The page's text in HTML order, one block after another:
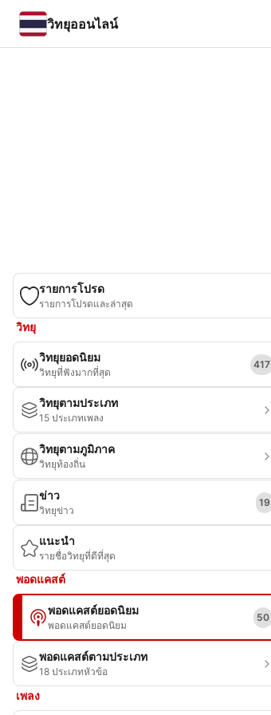
วิทยุออนไลน์
รายการโปรด
รายการโปรดและล่าสุด
วิทยุ
วิทยุยอดนิยม
วิทยุที่ฟังมากที่สุด
417
วิทยุตามประเภท
15 ประเภทเพลง
วิทยุตามภูมิภาค
วิทยุท้องถิ่น
ข่าว
วิทยุข่าว
19
แนะนำ
รายชื่อวิทยุที่ดีที่สุด
พอดแคสต์
พอดแคสต์ยอดนิยม
พอดแคสต์ยอดนิยม
50
พอดแคสต์ตามประเภท
18 ประเภทหัวข้อ
เพลง